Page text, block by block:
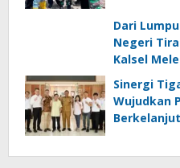
Dari
Negeri
Kalsel
Sinergi
Wujudkan